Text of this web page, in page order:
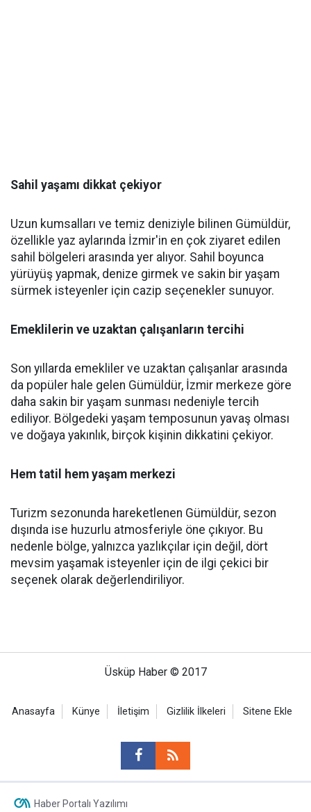
Sahil yaşamı dikkat çekiyor
Uzun kumsalları ve temiz deniziyle bilinen Gümüldür,
özellikle yaz aylarında İzmir'in en çok ziyaret edilen
sahil bölgeleri arasında yer alıyor. Sahil boyunca
yürüyüş yapmak, denize girmek ve sakin bir yaşam
sürmek isteyenler için cazip seçenekler sunuyor.
Emeklilerin ve uzaktan çalışanların tercihi
Son yıllarda emekliler ve uzaktan çalışanlar arasında
da popüler hale gelen Gümüldür, İzmir merkeze göre
daha sakin bir yaşam sunması nedeniyle tercih
ediliyor. Bölgedeki yaşam temposunun yavaş olması
ve doğaya yakınlık, birçok kişinin dikkatini çekiyor.
Hem tatil hem yaşam merkezi
Turizm sezonunda hareketlenen Gümüldür, sezon
dışında ise huzurlu atmosferiyle öne çıkıyor. Bu
nedenle bölge, yalnızca yazlıkçılar için değil, dört
mevsim yaşamak isteyenler için de ilgi çekici bir
seçenek olarak değerlendiriliyor.
Üsküp Haber © 2017
Anasayfa Künye İletişim Gizlilik İlkeleri Sitene Ekle
Haber Portalı Yazılımı